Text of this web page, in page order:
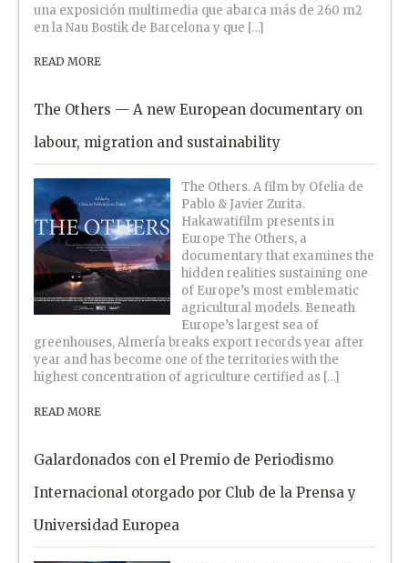
una exposición multimedia que abarca más de 260 m2
en la Nau Bostik de Barcelona y que […]
READ MORE
The Others — A new European documentary on
labour, migration and sustainability
The Others. A film by Ofelia de
Pablo & Javier Zurita.
Hakawatifilm presents in
Europe The Others, a
documentary that examines the
hidden realities sustaining one
of Europe’s most emblematic
agricultural models. Beneath
Europe’s largest sea of
greenhouses, Almería breaks export records year after
year and has become one of the territories with the
highest concentration of agriculture certified as […]
READ MORE
Galardonados con el Premio de Periodismo
Internacional otorgado por Club de la Prensa y
Universidad Europea